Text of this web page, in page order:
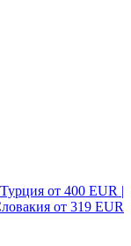
от 400 EUR |
от 319 EUR